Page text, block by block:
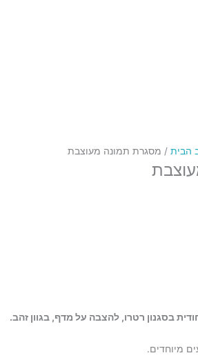
הבית / מסגרת תמונה מעוצבת
בסגנון רטרו, להצבה על מדף, בגוון זהב.
מיוחדים.